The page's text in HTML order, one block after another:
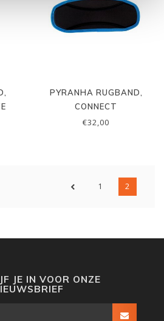
PYRANHA RUGBAND,
CONNECT
€32,00
1 2
JE IN VOOR ONZE